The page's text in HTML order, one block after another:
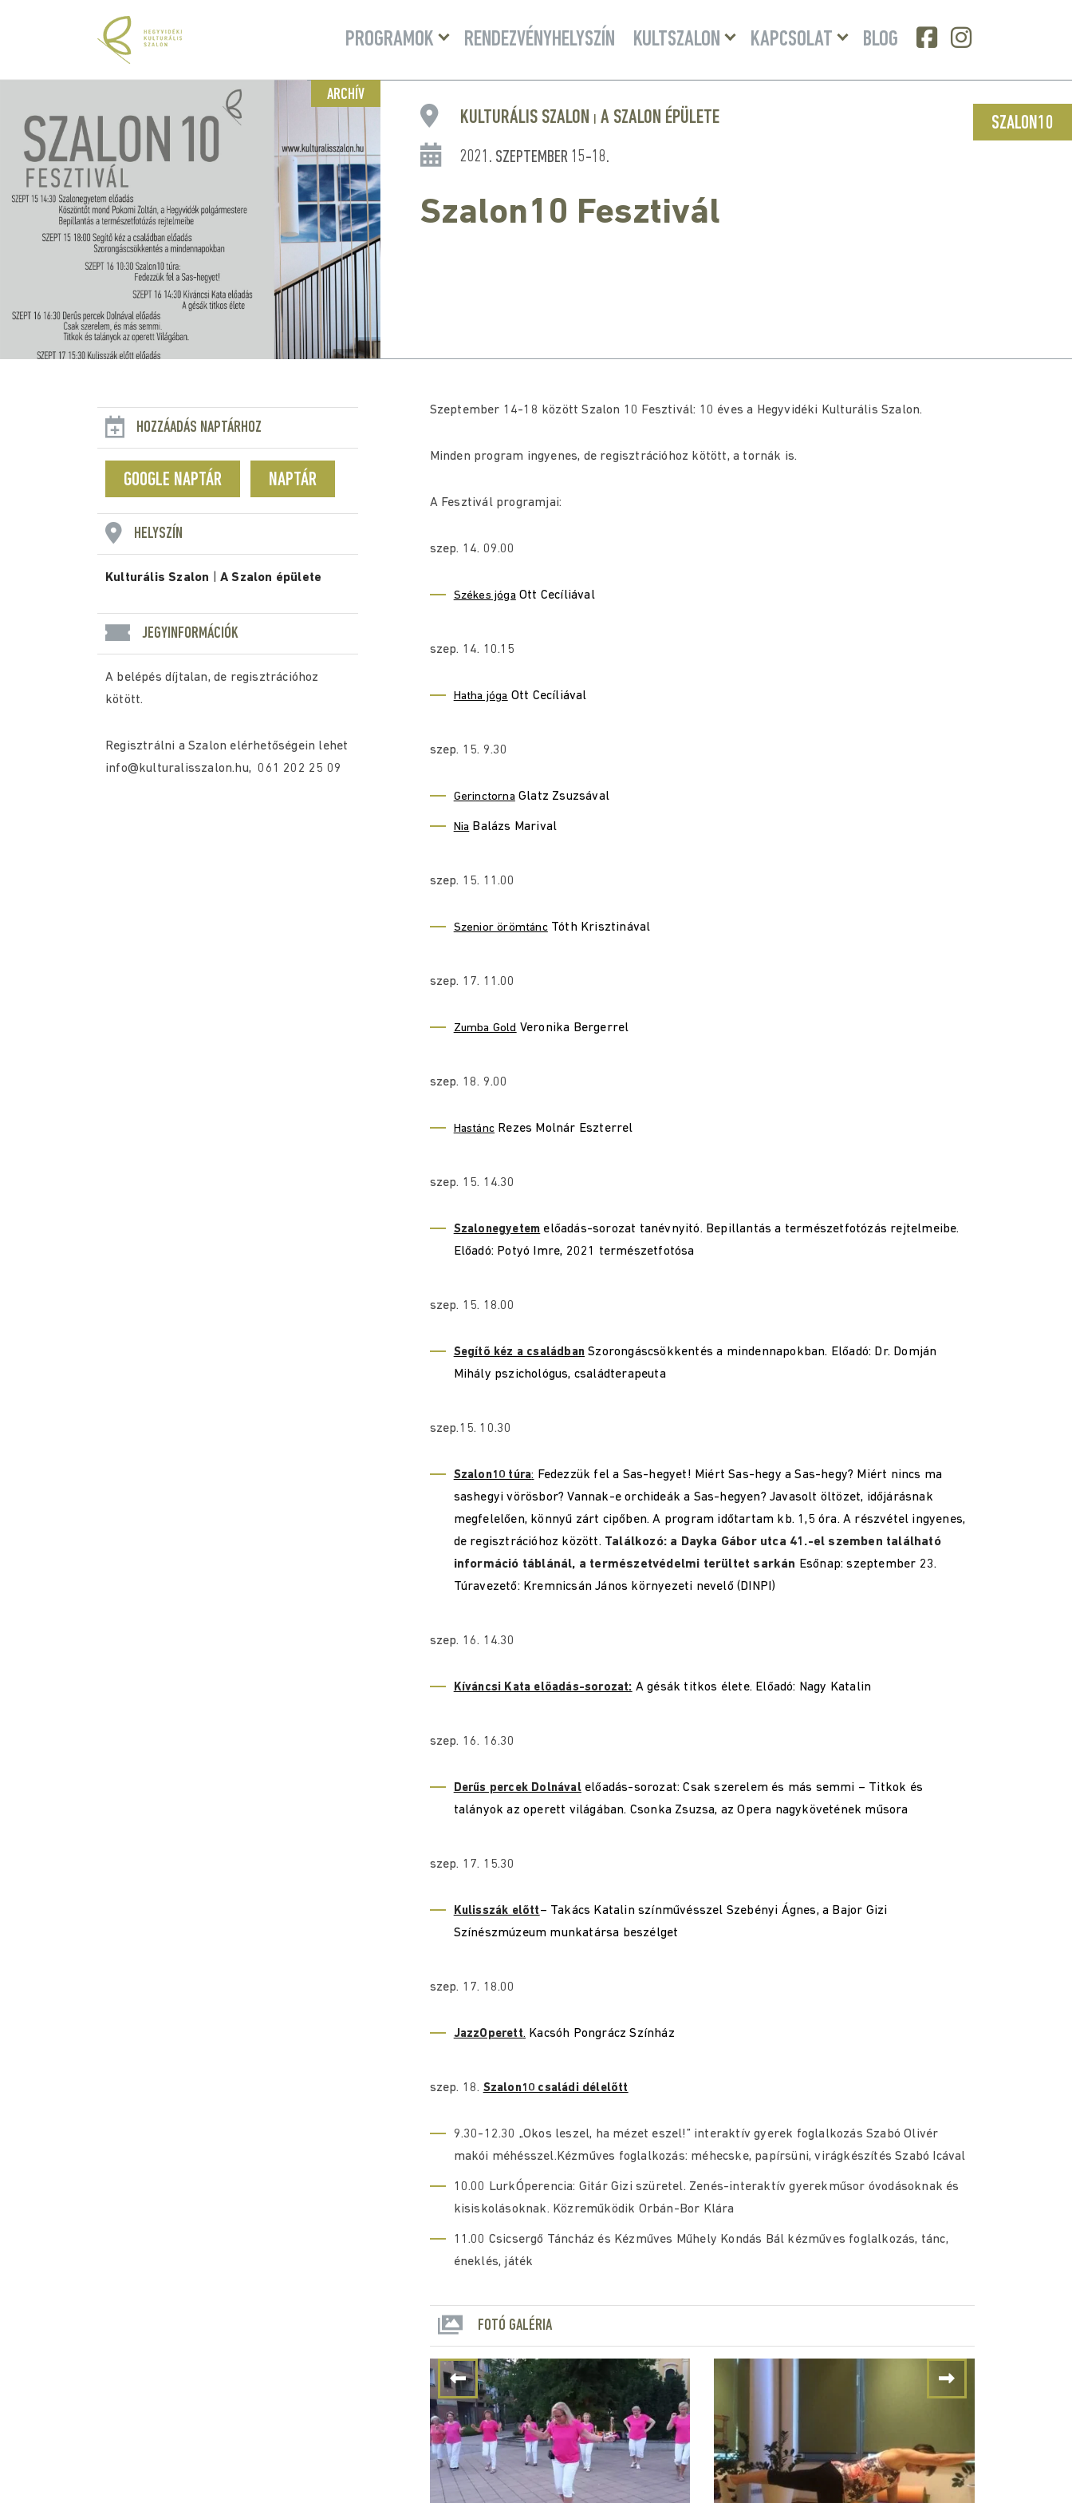
PROGRAMOK
Menü
lenyitásaRENDEZVÉNYHELYSZÍN KULTSZALON
Menü
lenyitásaKAPCSOLAT
Menü
lenyitása
BLOG
ARCHÍV
SZALON10
KULTURÁLIS SZALON A SZALON ÉPÜLETE
2021. SZEPTEMBER 15-18.
Szalon10 Fesztivál
HOZZÁADÁS NAPTÁRHOZ
GOOGLE NAPTÁR NAPTÁR
HELYSZÍN
Kulturális Szalon |A Szalon épülete
JEGYINFORMÁCIÓK
A belépés díjtalan, de regisztrációhoz
kötött.
Regisztrálni a Szalon elérhetőségein lehet
info@kulturalisszalon.hu, 061 202 25 09
Szeptember 14-18 között Szalon 10 Fesztivál: 10 éves a Hegyvidéki Kulturális Szalon.
Minden program ingyenes, de regisztrációhoz kötött, a tornák is.
A Fesztivál programjai:
szep. 14. 09.00
Székes jóga Ott Cecíliával
szep. 14. 10.15
Hatha jóga Ott Cecíliával
szep. 15. 9.30
Gerinctorna Glatz Zsuzsával
Nia Balázs Marival
szep. 15. 11.00
Szenior örömtáncTóth Krisztinával
szep. 17. 11.00
Zumba Gold Veronika Bergerrel
szep. 18. 9.00
Hastánc Rezes Molnár Eszterrel
szep. 15. 14.30
Szalonegyetem előadás-sorozat tanévnyitó. Bepillantás a természetfotózás rejtelmeibe.
Előadó: Potyó Imre, 2021 természetfotósa
szep. 15. 18.00
Segítő kéz a családban Szorongáscsökkentés a mindennapokban. Előadó: Dr. Domján
Mihály pszichológus, családterapeuta
szep.15. 10.30
Szalon10 túra: Fedezzük fel a Sas-hegyet! Miért Sas-hegy a Sas-hegy? Miért nincs ma
sashegyi vörösbor? Vannak-e orchideák a Sas-hegyen? Javasolt öltözet, időjárásnak
megfelelően, könnyű zárt cipőben. A program időtartam kb. 1,5 óra. A részvétel ingyenes,
de regisztrációhoz között. Találkozó: a Dayka Gábor utca 41.-el szemben található
információ táblánál, a természetvédelmi terültet sarkán Esőnap: szeptember 23.
Túravezető: Kremnicsán János környezeti nevelő (DINPI)
szep. 16. 14.30
Kíváncsi Kata előadás-sorozat: A gésák titkos élete. Előadó: Nagy Katalin
szep. 16. 16.30
Derűs percek Dolnávalelőadás-sorozat: Csak szerelem és más semmi – Titkok és
talányok az operett világában. Csonka Zsuzsa, az Opera nagykövetének műsora
szep. 17. 15.30
Kulisszák előtt – Takács Katalin színművésszel Szebényi Ágnes, a Bajor Gizi
Színészmúzeum munkatársa beszélget
szep. 17. 18.00
JazzOperett. Kacsóh Pongrácz Színház
szep. 18. Szalon10 családi délelőtt
9.30-12.30 „Okos leszel, ha mézet eszel!” interaktív gyerek foglalkozás Szabó Olivér
makói méhésszel.Kézműves foglalkozás: méhecske, papírsüni, virágkészítés Szabó Icával
10.00 LurkÓperencia: Gitár Gizi szüretel. Zenés-interaktív gyerekműsor óvodásoknak és
kisiskolásoknak. Közreműködik Orbán-Bor Klára
11.00 Csicsergő Táncház és Kézműves Műhely Kondás Bál kézműves foglalkozás, tánc,
éneklés, játék
FOTÓ GALÉRIA